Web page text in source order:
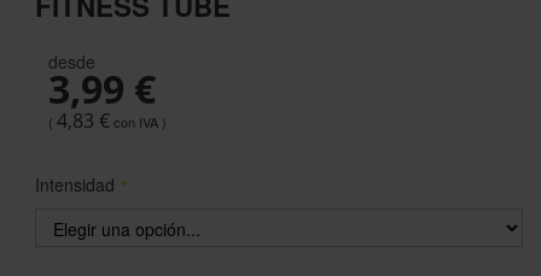
the
images
gallery
desde
3,99 €
4,83 €
Intensidad